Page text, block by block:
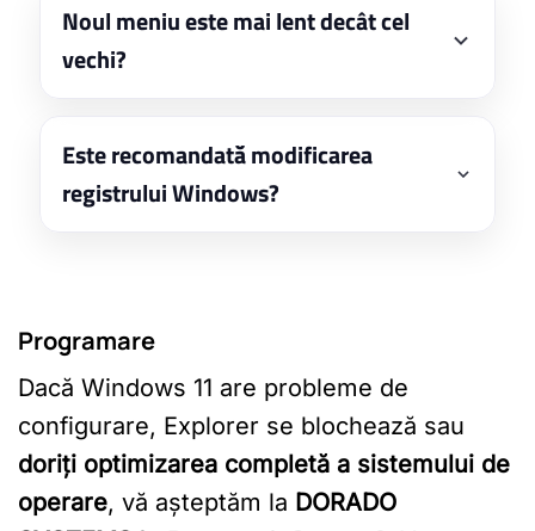
Noul meniu este mai lent decât cel
vechi?
Este recomandată modificarea
registrului Windows?
Programare
Dacă Windows 11 are probleme de
configurare, Explorer se blochează sau
doriți optimizarea completă a sistemului de
operare, vă așteptăm la DORADO